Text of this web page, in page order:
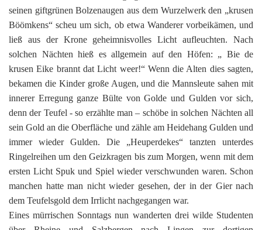
seinen giftgrünen Bolzenaugen aus dem Wurzelwerk den „krusen
Böömkens“ scheu um sich, ob etwa Wanderer vorbeikämen, und
ließ aus der Krone geheimnisvolles Licht aufleuchten. Nach
solchen Nächten hieß es allgemein auf den Höfen: „ Bie de
krusen Eike brannt dat Licht weer!“ Wenn die Alten dies sagten,
bekamen die Kinder große Augen, und die Mannsleute sahen mit
innerer Erregung ganze Bülte von Golde und Gulden vor sich,
denn der Teufel - so erzählte man – schöbe in solchen Nächten all
sein Gold an die Oberfläche und zähle am Heidehang Gulden und
immer wieder Gulden. Die „Heuperdekes“ tanzten unterdes
Ringelreihen um den Geizkragen bis zum Morgen, wenn mit dem
ersten Licht Spuk und Spiel wieder verschwunden waren. Schon
manchen hatte man nicht wieder gesehen, der in der Gier nach
dem Teufelsgold dem Irrlicht nachgegangen war.
Eines mürrischen Sonntags nun wanderten drei wilde Studenten